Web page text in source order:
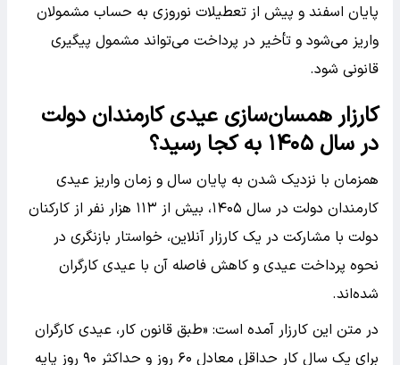
پایان اسفند و پیش از تعطیلات نوروزی به حساب مشمولان
واریز می‌شود و تأخیر در پرداخت می‌تواند مشمول پیگیری
قانونی شود.
کارزار همسان‌سازی عیدی کارمندان دولت
در سال ۱۴۰۵ به کجا رسید؟
همزمان با نزدیک شدن به پایان سال و زمان واریز عیدی
کارمندان دولت در سال ۱۴۰۵، بیش از ۱۱۳ هزار نفر از کارکنان
دولت با مشارکت در یک کارزار آنلاین، خواستار بازنگری در
نحوه پرداخت عیدی و کاهش فاصله آن با عیدی کارگران
شده‌اند.
در متن این کارزار آمده است: «طبق قانون کار، عیدی کارگران
برای یک سال کار حداقل معادل ۶۰ روز و حداکثر ۹۰ روز پایه